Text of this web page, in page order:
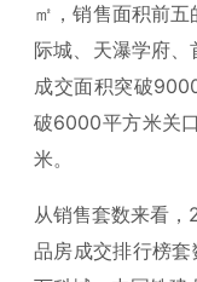
㎡，销售面积前五
际城、天瀑学府、
成交面积突破
破6000平方米关
米。
从销售套数来看
品房成交排行榜套